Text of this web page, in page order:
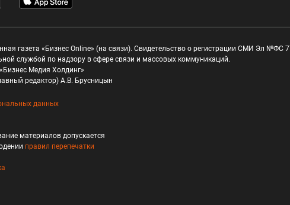
газета «Бизнес Online» (на связи). Свидетельство о регистрации СМИ Эл №ФС
службой по надзору в сфере связи и массовых коммуникаций.
Медия Холдинг»
редактор) А.В. Брусницын
данных
материалов допускается
правил перепечатки